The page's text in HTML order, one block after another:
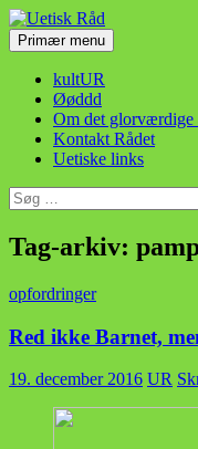
Hop
til
indhold
Uetisk Råd
SøgPrimær menu
kultUR
Øøddd
Om det glorværdige
Kontakt Rådet
Uetiske links
Søg
efter:
Tag-arkiv:
opfordringer
Red ikke Barnet,
19. december 2016 UR